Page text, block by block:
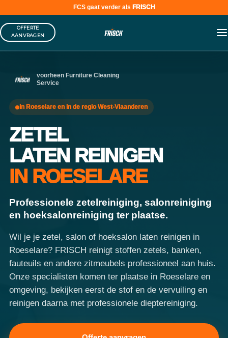
FCS gaat verder als FRISCH
Skip
to
OFFERTE
AANVRAGEN
voorheen Furniture Cleaning
Service
in Roeselare en in de regio West-Vlaanderen
ZETEL
LATEN REINIGEN
IN ROESELARE
Professionele zetelreiniging, salonreiniging
en hoeksalonreiniging ter plaatse.
Wil je je zetel, salon of hoeksalon laten reinigen in
Roeselare? FRISCH reinigt stoffen zetels, banken,
fauteuils en andere zitmeubels professioneel aan huis.
Onze specialisten komen ter plaatse in Roeselare en
omgeving, bekijken eerst de stof en de vervuiling en
reinigen daarna met professionele dieptereiniging.